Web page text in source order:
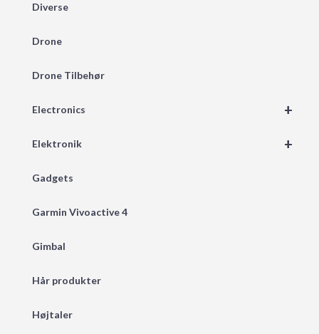
Diverse
Drone
Drone Tilbehør
+
Electronics
+
Elektronik
Gadgets
Garmin Vivoactive 4
Gimbal
Hår produkter
Højtaler